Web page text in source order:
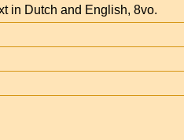
in Dutch and English, 8vo.